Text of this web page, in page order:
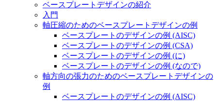
ベースプレートデザインの紹介
入門
軸圧縮のためのベースプレートデザインの例
ベースプレートのデザインの例 (AISC)
ベースプレートのデザインの例 (CSA)
ベースプレートのデザインの例 (に)
ベースプレートのデザインの例 (なので)
軸方向の張力のためのベースプレートデザインの
例
ベースプレートのデザインの例 (AISC)